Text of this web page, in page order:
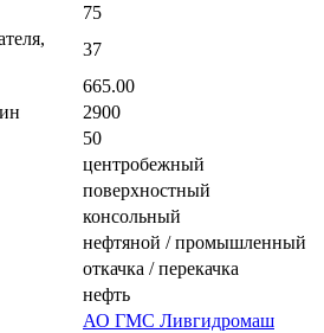
75
37
665.00
2900
50
центробежный
поверхностный
консольный
нефтяной / промышленный
откачка / перекачка
нефть
АО ГМС Ливгидромаш